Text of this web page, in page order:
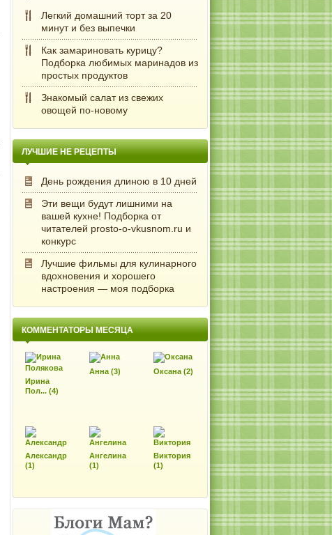
Легкий домашний торт за 20
минут и без выпечки
Как замариновать курицу?
Подборка любимых маринадов из
простых продуктов
Знакомый салат из свежих
овощей по-новому
ЛУЧШИЕ НЕ РЕЦЕПТЫ
День рождения длиною в 10 дней
Эти вещи будут лишними на
вашей кухне! Подборка от
читателей prosto-o-vkusnom.ru и
конкурс
Лучшие фильмы для кулинарного
вдохновения и хорошего
настроения — моя подборка
КОММЕНТАТОРЫ МЕСЯЦА
Ирина
Пол... (4)
Анна (3) Оксана (2)
Александр
(1)
Ангелина
(1)
Виктория
(1)